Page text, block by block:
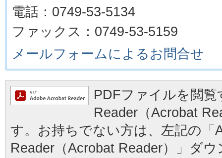
電話：0749-53-5134
ファックス：0749-53-5159
メールフォームによるお問合せ
PDFファイルを閲
Reader（Acrobat
す。お持ちでない方は、左記の「
Reader（Acrobat Reader）」ダ